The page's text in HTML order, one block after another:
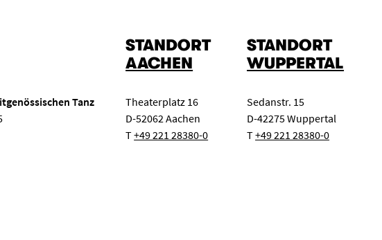
Tanz
STANDORT
AACHEN
Theaterplatz 16
D-52062 Aachen
T+49 221 28380-0
STANDORT
WUPPERTAL
Sedanstr. 15
D-42275 Wuppertal
T+49 221 28380-0